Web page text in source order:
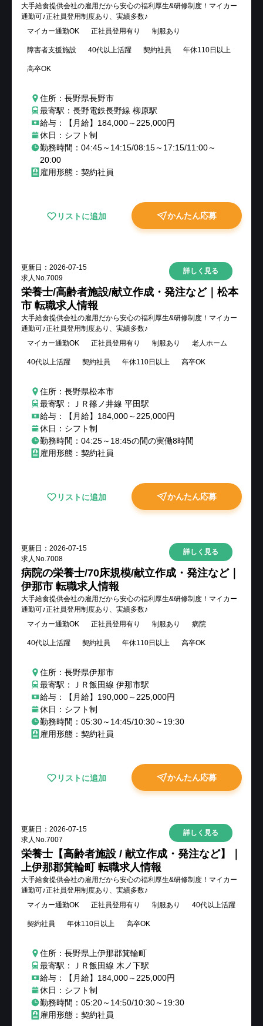
大手給食提供会社の雇用だから安心の福利厚生&研修制度！マイカー
通勤可♪正社員登用制度あり、実績多数♪
マイカー通勤OK
正社員登用有り 制服あり
障害者支援施設 40代以上活躍 契約社員 年休110日以上
高卒OK
住所：長野県長野市
最寄駅：長野電鉄長野線 柳原駅
給与：【月給】184,000～225,000円
休日：シフト制
勤務時間：04:45～14:15/08:15～17:15/11:00～
20:00
雇用形態：契約社員
リストに追加 かんたん応募
更新日： 2026-07-15
求人No.7009
詳しく見る
栄養士/高齢者施設/献立作成・発注など｜松本
市 転職求人情報
大手給食提供会社の雇用だから安心の福利厚生&研修制度！マイカー
通勤可♪正社員登用制度あり、実績多数♪
マイカー通勤OK
正社員登用有り 制服あり 老人ホーム
40代以上活躍 契約社員 年休110日以上 高卒OK
住所：長野県松本市
最寄駅：ＪＲ篠ノ井線 平田駅
給与：【月給】184,000～225,000円
休日：シフト制
勤務時間：04:25～18:45の間の実働8時間
雇用形態：契約社員
リストに追加 かんたん応募
更新日： 2026-07-15
求人No.7008
詳しく見る
病院の栄養士/70床規模/献立作成・発注など｜
伊那市 転職求人情報
大手給食提供会社の雇用だから安心の福利厚生&研修制度！マイカー
通勤可♪正社員登用制度あり、実績多数♪
マイカー通勤OK
正社員登用有り 制服あり 病院
40代以上活躍 契約社員 年休110日以上 高卒OK
住所：長野県伊那市
最寄駅：ＪＲ飯田線 伊那市駅
給与：【月給】190,000～225,000円
休日：シフト制
勤務時間：05:30～14:45/10:30～19:30
雇用形態：契約社員
リストに追加 かんたん応募
更新日： 2026-07-15
求人No.7007
詳しく見る
栄養士【高齢者施設 / 献立作成・発注など】｜
上伊那郡箕輪町 転職求人情報
大手給食提供会社の雇用だから安心の福利厚生&研修制度！マイカー
通勤可♪正社員登用制度あり、実績多数♪
マイカー通勤OK
正社員登用有り 制服あり 40代以上活躍
契約社員 年休110日以上 高卒OK
住所：長野県上伊那郡箕輪町
最寄駅：ＪＲ飯田線 木ノ下駅
給与：【月給】184,000～225,000円
休日：シフト制
勤務時間：05:20～14:50/10:30～19:30
雇用形態：契約社員